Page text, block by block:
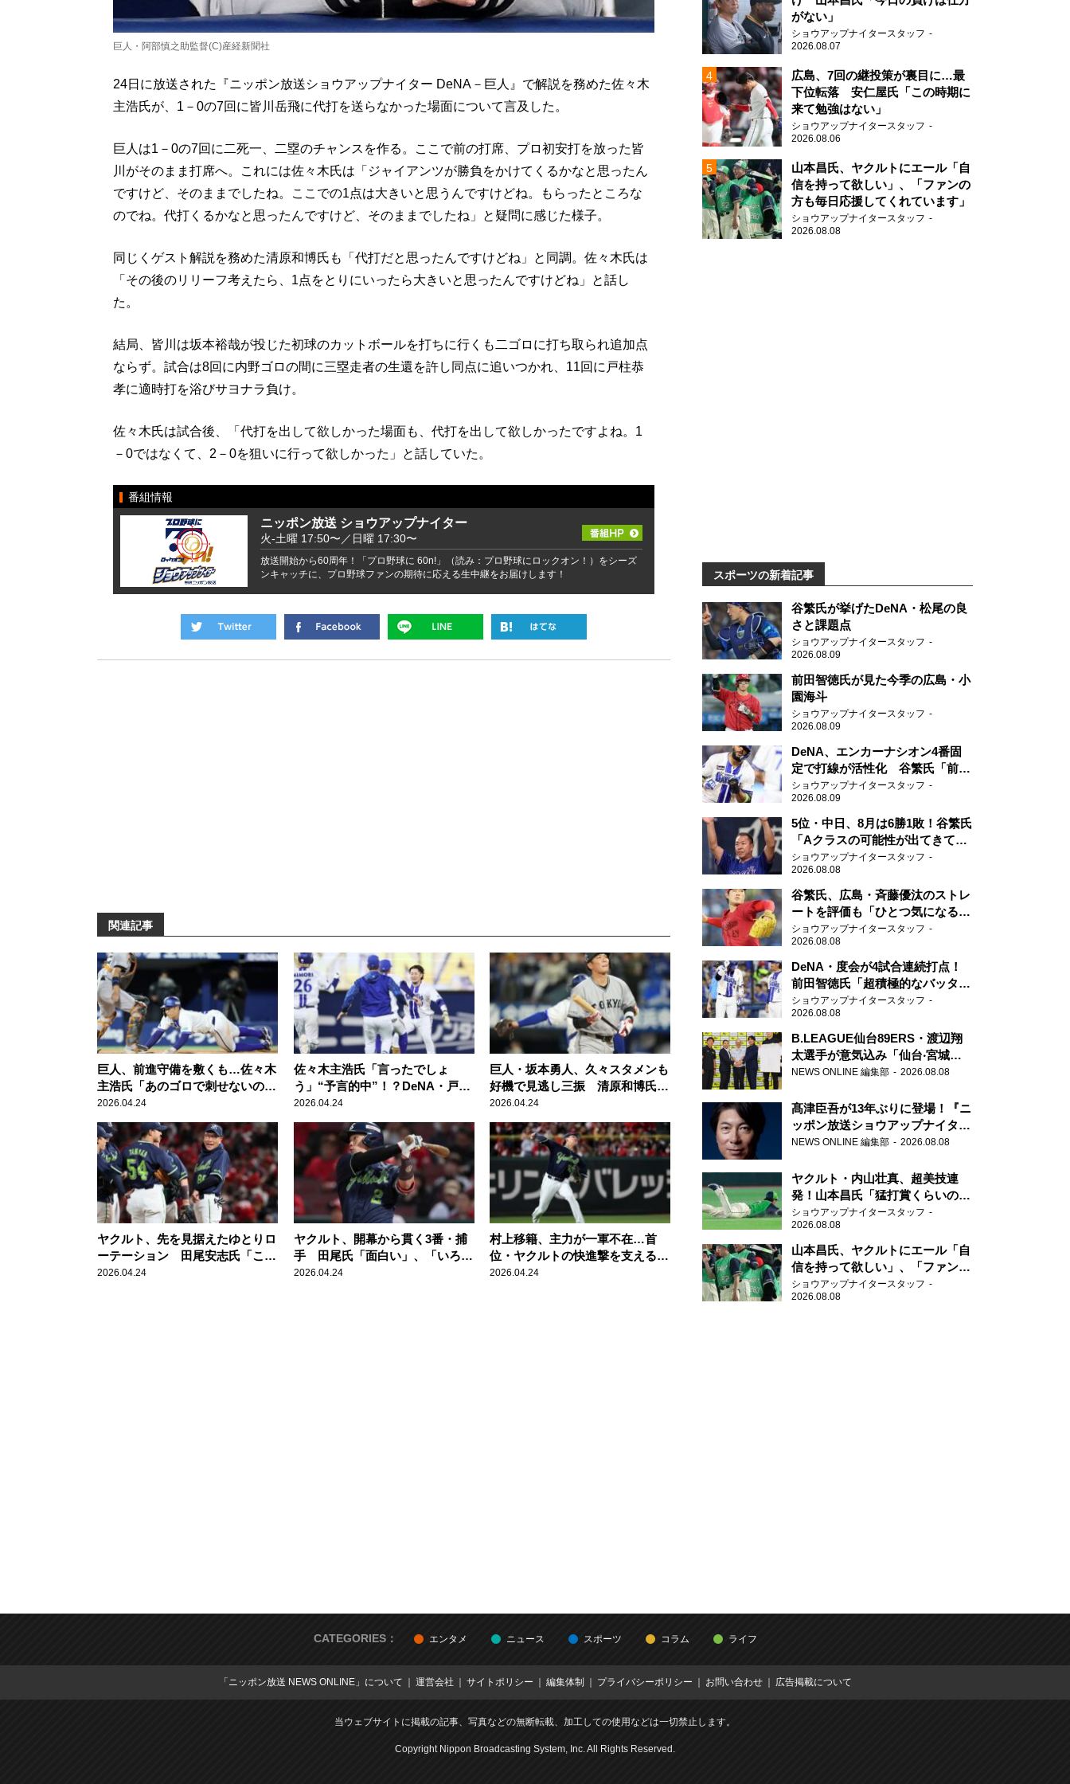
巨人・阿部慎之助監督(C)産経新聞社
24日に放送された『ニッポン放送ショウアップナイター DeNA－巨人』で解説を務めた佐々木
主浩氏が、1－0の7回に皆川岳飛に代打を送らなかった場面について言及した。
巨人は1－0の7回に二死一、二塁のチャンスを作る。ここで前の打席、プロ初安打を放った皆
川がそのまま打席へ。これには佐々木氏は「ジャイアンツが勝負をかけてくるかなと思ったん
ですけど、そのままでしたね。ここでの1点は大きいと思うんですけどね。もらったところな
のでね。代打くるかなと思ったんですけど、そのままでしたね」と疑問に感じた様子。
同じくゲスト解説を務めた清原和博氏も「代打だと思ったんですけどね」と同調。佐々木氏は
「その後のリリーフ考えたら、1点をとりにいったら大きいと思ったんですけどね」と話し
た。
結局、皆川は坂本裕哉が投じた初球のカットボールを打ちに行くも二ゴロに打ち取られ追加点
ならず。試合は8回に内野ゴロの間に三塁走者の生還を許し同点に追いつかれ、11回に戸柱恭
孝に適時打を浴びサヨナラ負け。
佐々木氏は試合後、「代打を出して欲しかった場面も、代打を出して欲しかったですよね。1
－0ではなくて、2－0を狙いに行って欲しかった」と話していた。
番組情報
ニッポン放送 ショウアップナイター
火-土曜 17:50〜／日曜 17:30〜
放送開始から60周年！「プロ野球に 60n!」（読み：プロ野球にロックオン！）をシーズ
ンキャッチに、プロ野球ファンの期待に応える生中継をお届けします！
関連記事
巨人、前進守備を敷くも…佐々木
主浩氏「あのゴロで刺せないのは
ダメ」
2026.04.24
佐々木主浩氏「言ったでしょ
う」“予言的中”！？DeNA・戸柱
がサヨナラ打！
2026.04.24
巨人・坂本勇人、久々スタメンも
好機で見逃し三振 清原和博氏
「ちょっと寂しかった」
2026.04.24
ヤクルト、先を見据えたゆとりロ
ーテーション 田尾安志氏「この
時期から考えてやっている気がし
2026.04.24
ヤクルト、開幕から貫く3番・捕
手 田尾氏「面白い」、「いろん
なことができる」
2026.04.24
村上移籍、主力が一軍不在…首
位・ヤクルトの快進撃を支える若
手野手陣 田尾氏「よく頑張って
2026.04.24
がない」
ショウアップナイタースタッフ
2026.08.07
広島、7回の継投策が裏目に…最
下位転落 安仁屋氏「この時期に
来て勉強はない」
ショウアップナイタースタッフ
2026.08.06
山本昌氏、ヤクルトにエール「自
信を持って欲しい」、「ファンの
方も毎日応援してくれています」
ショウアップナイタースタッフ
2026.08.08
スポーツの新着記事
谷繁氏が挙げたDeNA・松尾の良
さと課題点
ショウアップナイタースタッフ
2026.08.09
前田智徳氏が見た今季の広島・小
園海斗
ショウアップナイタースタッフ
2026.08.09
DeNA、エンカーナシオン4番固
定で打線が活性化 谷繁氏「前後
の流れがすごく良くなりました
ね」
ショウアップナイタースタッフ
2026.08.09
5位・中日、8月は6勝1敗！谷繁氏
「Aクラスの可能性が出てきてい
ますね」
ショウアップナイタースタッフ
2026.08.08
谷繁氏、広島・斉藤優汰のストレ
ートを評価も「ひとつ気になるこ
とが…」
ショウアップナイタースタッフ
2026.08.08
DeNA・度会が4試合連続打点！
前田智徳氏「超積極的なバッター
はチャンスに強い」
ショウアップナイタースタッフ
2026.08.08
B.LEAGUE仙台89ERS・渡辺翔
太選手が意気込み「仙台‧宮城を
さらに盛り上げていきたいです」
NEWS ONLINE 編集部 2026.08.08
髙津臣吾が13年ぶりに登場！『ニ
ッポン放送ショウアップナイタ
ー』
NEWS ONLINE 編集部 2026.08.08
ヤクルト・内山壮真、超美技連
発！山本昌氏「猛打賞くらいの価
値」
ショウアップナイタースタッフ
2026.08.08
山本昌氏、ヤクルトにエール「自
信を持って欲しい」、「ファンの
方も毎日応援してくれています」
ショウアップナイタースタッフ
2026.08.08
CATEGORIES： エンタメ ニュース スポーツ コラム ライフ
「ニッポン放送 NEWS ONLINE」について 運営会社 サイトポリシー 編集体制 プライバシーポリシー お問い合わせ 広告掲載について
当ウェブサイトに掲載の記事、写真などの無断転載、加工しての使用などは一切禁止します。
Copyright Nippon Broadcasting System, Inc. All Rights Reserved.